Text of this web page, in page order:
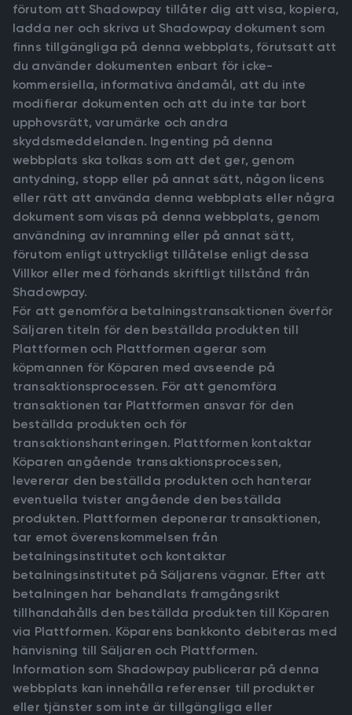
förutom att Shadowpay tillåter dig att visa, kopiera,
ladda ner och skriva ut Shadowpay dokument som
finns tillgängliga på denna webbplats, förutsatt att
du använder dokumenten enbart för icke-
kommersiella, informativa ändamål, att du inte
modifierar dokumenten och att du inte tar bort
upphovsrätt, varumärke och andra
skyddsmeddelanden. Ingenting på denna
webbplats ska tolkas som att det ger, genom
antydning, stopp eller på annat sätt, någon licens
eller rätt att använda denna webbplats eller några
dokument som visas på denna webbplats, genom
användning av inramning eller på annat sätt,
förutom enligt uttryckligt tillåtelse enligt dessa
Villkor eller med förhands skriftligt tillstånd från
Shadowpay.
För att genomföra betalningstransaktionen överför
Säljaren titeln för den beställda produkten till
Plattformen och Plattformen agerar som
köpmannen för Köparen med avseende på
transaktionsprocessen. För att genomföra
transaktionen tar Plattformen ansvar för den
beställda produkten och för
transaktionshanteringen. Plattformen kontaktar
Köparen angående transaktionsprocessen,
levererar den beställda produkten och hanterar
eventuella tvister angående den beställda
produkten. Plattformen deponerar transaktionen,
tar emot överenskommelsen från
betalningsinstitutet och kontaktar
betalningsinstitutet på Säljarens vägnar. Efter att
betalningen har behandlats framgångsrikt
tillhandahålls den beställda produkten till Köparen
via Plattformen. Köparens bankkonto debiteras med
hänvisning till Säljaren och Plattformen.
Information som Shadowpay publicerar på denna
webbplats kan innehålla referenser till produkter
eller tjänster som inte är tillgängliga eller